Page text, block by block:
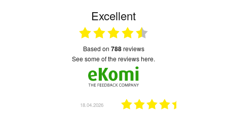
Excellent
based on 788reviews
see some of the reviews here.
18.04.2026